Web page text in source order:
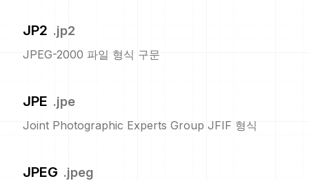
JP2 .jp2
JPEG-2000 파일 형식 구문
JPE .jpe
Joint Photographic Experts Group JFIF 형식
JPEG .jpeg